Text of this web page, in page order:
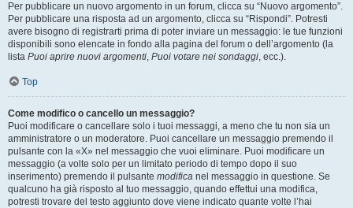
Per pubblicare un nuovo argomento in un forum, clicca su “Nuovo argomento”.
Per pubblicare una risposta ad un argomento, clicca su “Rispondi”. Potresti
avere bisogno di registrarti prima di poter inviare un messaggio: le tue funzioni
disponibili sono elencate in fondo alla pagina del forum o dell’argomento (la
lista Puoi aprire nuovi argomenti, Puoi votare nei sondaggi, ecc.).
Top
Come modifico o cancello un messaggio?
Puoi modificare o cancellare solo i tuoi messaggi, a meno che tu non sia un
amministratore o un moderatore. Puoi cancellare un messaggio premendo il
pulsante con la «X» nel messaggio che vuoi eliminare. Puoi modificare un
messaggio (a volte solo per un limitato periodo di tempo dopo il suo
inserimento) premendo il pulsante modifica nel messaggio in questione. Se
qualcuno ha già risposto al tuo messaggio, quando effettui una modifica,
potresti trovare del testo aggiunto dove viene indicato quante volte l’hai